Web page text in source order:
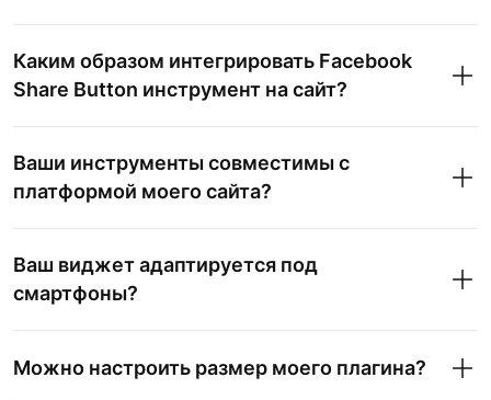
Каким образом интегрировать Facebook
Share Button инструмент на сайт?
Ваши инструменты совместимы с
платформой моего сайта?
Ваш виджет адаптируется под
смартфоны?
Можно настроить размер моего плагина?